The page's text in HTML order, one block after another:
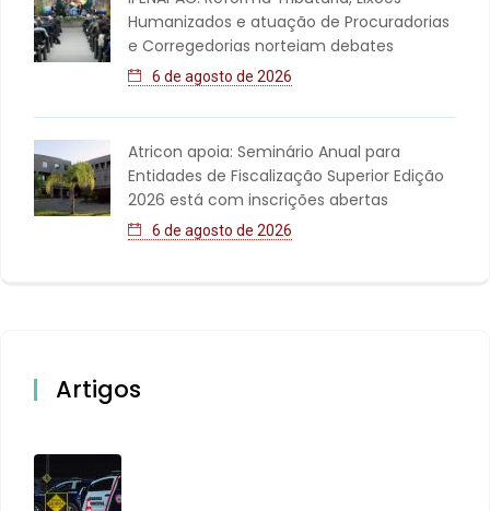
Humanizados e atuação de Procuradorias
e Corregedorias norteiam debates
6 de agosto de 2026
Atricon apoia: Seminário Anual para
Entidades de Fiscalização Superior Edição
2026 está com inscrições abertas
6 de agosto de 2026
Artigos